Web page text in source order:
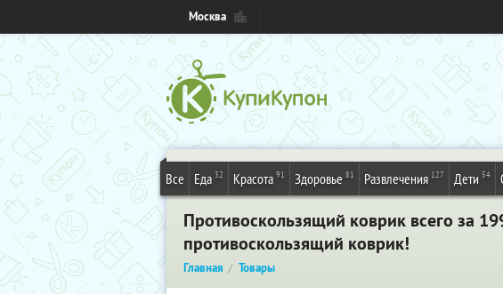
Москва
Все Еда 32 Красота 91 Здоровье 81 Развлечения 127 Дети 54
Противоскользящий коврик всего за
противоскользящий коврик!
Главная Товары